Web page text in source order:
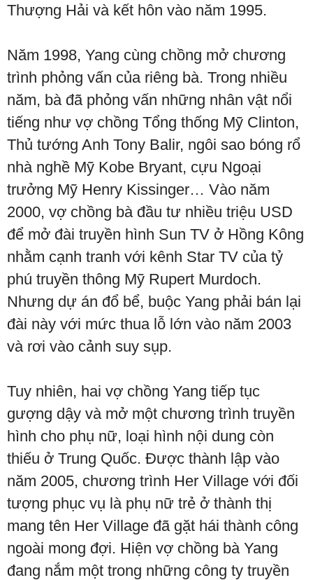
Thượng Hải và kết hôn vào năm 1995.
Năm 1998, Yang cùng chồng mở chương
trình phỏng vấn của riêng bà. Trong nhiều
năm, bà đã phỏng vấn những nhân vật nổi
tiếng như vợ chồng Tổng thống Mỹ Clinton,
Thủ tướng Anh Tony Balir, ngôi sao bóng rổ
nhà nghề Mỹ Kobe Bryant, cựu Ngoại
trưởng Mỹ Henry Kissinger… Vào năm
2000, vợ chồng bà đầu tư nhiều triệu USD
để mở đài truyền hình Sun TV ở Hồng Kông
nhằm cạnh tranh với kênh Star TV của tỷ
phú truyền thông Mỹ Rupert Murdoch.
Nhưng dự án đổ bể, buộc Yang phải bán lại
đài này với mức thua lỗ lớn vào năm 2003
và rơi vào cảnh suy sụp.
Tuy nhiên, hai vợ chồng Yang tiếp tục
gượng dậy và mở một chương trình truyền
hình cho phụ nữ, loại hình nội dung còn
thiếu ở Trung Quốc. Được thành lập vào
năm 2005, chương trình Her Village với đối
tượng phục vụ là phụ nữ trẻ ở thành thị
mang tên Her Village đã gặt hái thành công
ngoài mong đợi. Hiện vợ chồng bà Yang
đang nắm một trong những công ty truyền